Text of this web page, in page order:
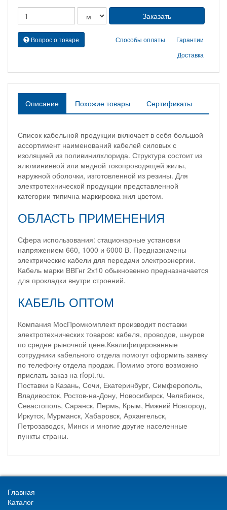
Вопрос о товаре Гарантии
Способы оплаты
Доставка
Описание Похожие товары Сертификаты
Список кабельной продукции включает в себя большой
ассортимент наименований кабелей силовых с
изоляцией из поливинилхлорида. Структура состоит из
алюминиевой или медной токопроводящей жилы,
наружной оболочки, изготовленной из резины. Для
электротехнической продукции представленной
категории типична маркировка жил цветом.
ОБЛАСТЬ ПРИМЕНЕНИЯ
Сфера использования: стационарные установки
напряжением 660, 1000 и 6000 В. Предназначены
электрические кабели для передачи электроэнергии.
Кабель марки ВВГнг 2х10 обыкновенно предназначается
для прокладки внутри строений.
КАБЕЛЬ ОПТОМ
Компания МосПромкомплект производит поставки
электротехнических товаров: кабеля, проводов, шнуров
по средне рыночной цене.Квалифицированные
сотрудники кабельного отдела помогут оформить заявку
по телефону отдела продаж. Помимо этого возможно
прислать заказ на rfopt.ru.
Поставки в Казань, Сочи, Екатеринбург, Симферополь,
Владивосток, Ростов-на-Дону, Новосибирск, Челябинск,
Севастополь, Саранск, Пермь, Крым, Нижний Новгород,
Иркутск, Мурманск, Хабаровск, Архангельск,
Петрозаводск, Минск и многие другие населенные
пункты страны.
Главная
Каталог